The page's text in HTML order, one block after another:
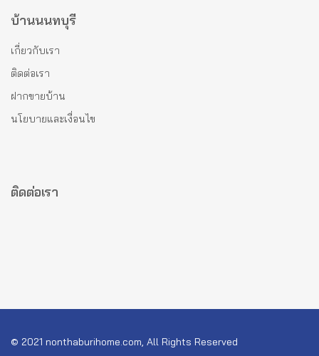
บ้านนนทบุรี
เกี่ยวกับเรา
ติดต่อเรา
ฝากขายบ้าน
นโยบายและเงื่อนไข
ติดต่อเรา
© 2021 nonthaburihome.com, All Rights Reserved